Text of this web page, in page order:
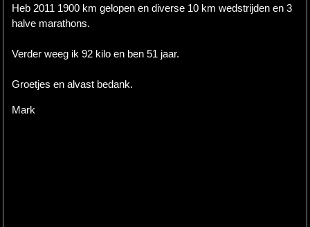
Heb 2011 1900 km gelopen en diverse 10 km wedstrijden en 3
halve marathons.
Verder weeg ik 92 kilo en ben 51 jaar.
Groetjes en alvast bedank.
Mark